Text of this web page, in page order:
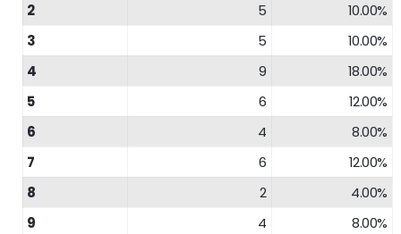
2
5
10.00%
3
5
10.00%
4
9
18.00%
5
6
12.00%
6
4
8.00%
7
6
12.00%
8
2
4.00%
9
4
8.00%